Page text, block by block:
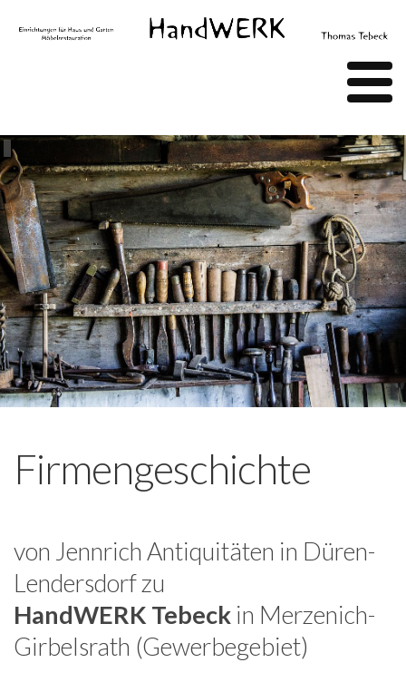
Firmengeschichte
von Jennrich Antiquitäten in Düren-
Lendersdorf zu
HandWERK Tebeck in Merzenich-
Girbelsrath (Gewerbegebiet)